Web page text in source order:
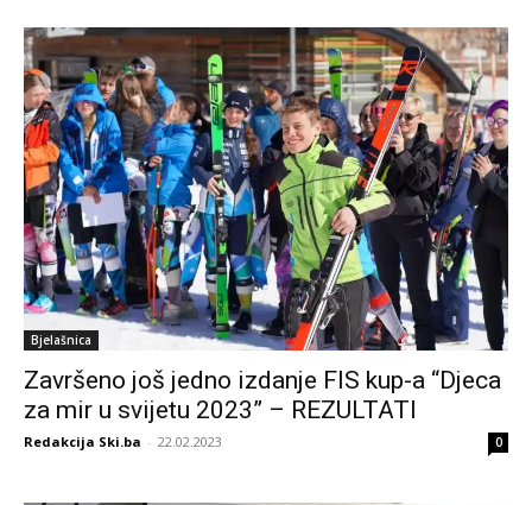
Bjelašnica
Završeno još jedno izdanje FIS kup-a “Djeca
za mir u svijetu 2023” – REZULTATI
Redakcija Ski.ba - 22.02.2023 0